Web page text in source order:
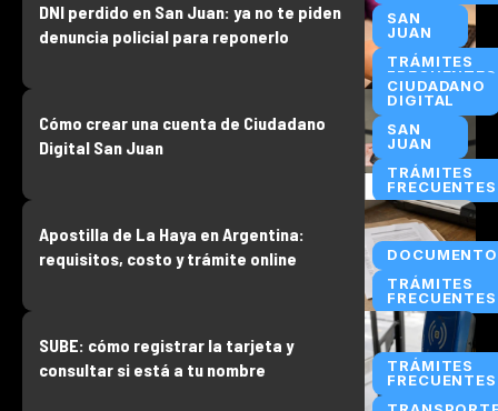
SAN
JUAN
TRÁMITES
FRECUENTES
DNI perdido en San Juan: ya no te piden
denuncia policial para reponerlo
CIUDADANO
DIGITAL
SAN
JUAN
TRÁMITES
FRECUENTES
Cómo crear una cuenta de Ciudadano
Digital San Juan
TRÁMITES
FRECUENTES
Apostilla de La Haya en Argentina:
requisitos, costo y trámite online
TRÁMITES
FRECUENTES
SUBE: cómo registrar la tarjeta y
consultar si está a tu nombre